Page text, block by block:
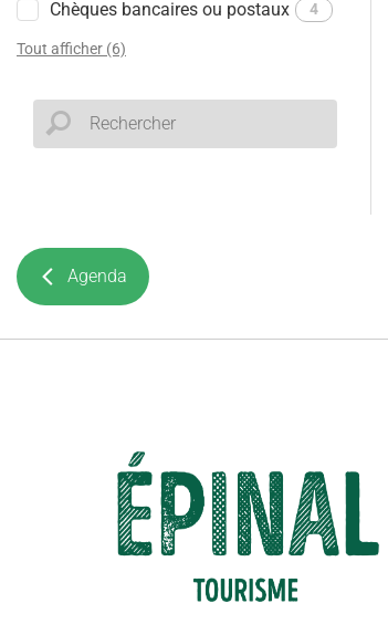
Chèques bancaires ou postaux 4
Tout afficher (6)
Agenda